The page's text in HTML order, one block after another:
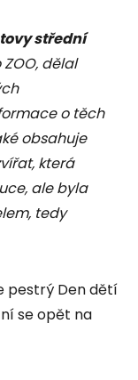
střední
dělal
o těch
obsahuje
která
ale byla
tedy
pestrý Den dětí
se opět na